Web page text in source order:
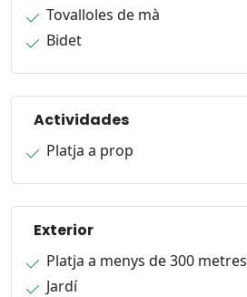
Tovalloles de mà
Bidet
Actividades
Platja a prop
Exterior
Platja a menys de 300 metres
Jardí